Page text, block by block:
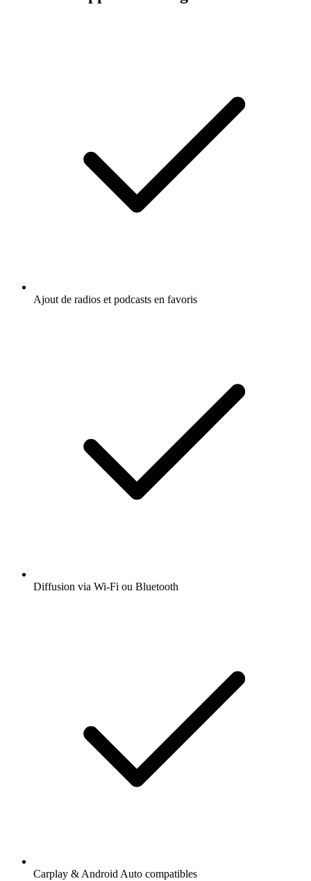
Ajout de radios et podcasts en favoris
Diffusion via Wi-Fi ou Bluetooth
Carplay & Android Auto compatibles